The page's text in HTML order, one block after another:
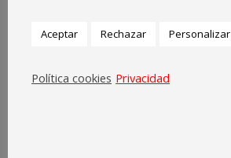
Aceptar Rechazar Personalizar
Política cookies Privacidad